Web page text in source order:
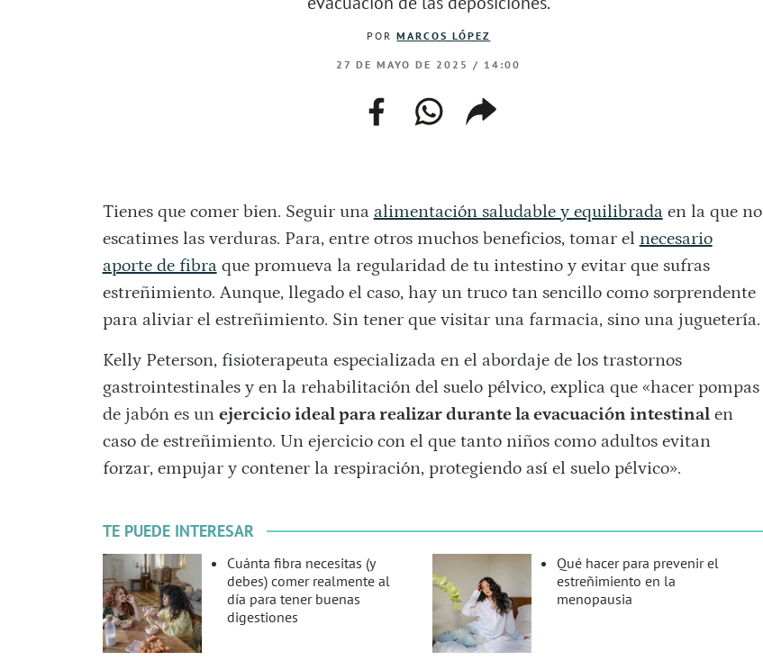
PORMARCOS LÓPEZ
27 DE MAYO DE 2025 / 14:00
facebookwhatsapp
web
copiar
enlace
Tienes que comer bien. Seguir una alimentación saludable y equilibradaen la que no
escatimes las verduras. Para, entre otros muchos beneficios, tomar el necesario
aporte de fibraque promueva la regularidad de tu intestino y evitar que sufras
estreñimiento. Aunque, llegado el caso, hay un truco tan sencillo como sorprendente
para aliviar el estreñimiento. Sin tener que visitar una farmacia, sino una juguetería.
Kelly Peterson, fisioterapeuta especializada en el abordaje de los trastornos
gastrointestinales y en la rehabilitación del suelo pélvico, explica que «hacer pompas
de jabón es un ejercicio ideal para realizar durante la evacuación intestinalen
caso de estreñimiento. Un ejercicio con el que tanto niños como adultos evitan
forzar, empujar y contener la respiración, protegiendo así el suelo pélvico».
TE PUEDE INTERESAR
Cuánta fibra necesitas (y
debes) comer realmente al
día para tener buenas
digestiones
Qué hacer para prevenir el
estreñimiento en la
menopausia